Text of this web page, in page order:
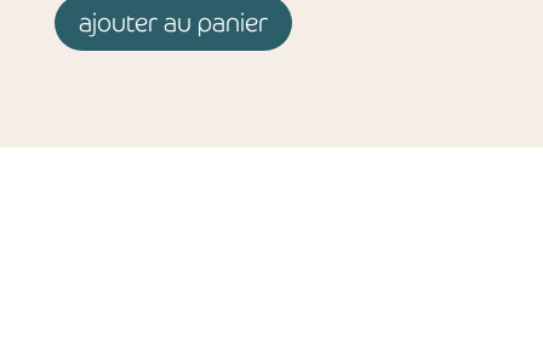
ajouter au panier